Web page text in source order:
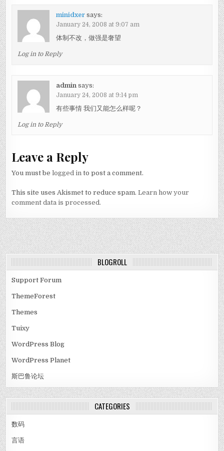
minidxer says:
January 24, 2008 at 9:07 am
体制不改，做强是奢望
Log in to Reply
admin says:
January 24, 2008 at 9:14 pm
有些事情 我们又能怎么样呢？
Log in to Reply
Leave a Reply
You must belogged in to post a comment.
This site uses Akismet to reduce spam.Learn how your
comment data is processed.
BLOGROLL
Support Forum
ThemeForest
Themes
Tuixy
WordPress Blog
WordPress Planet
斯巴鲁论坛
CATEGORIES
数码
言语